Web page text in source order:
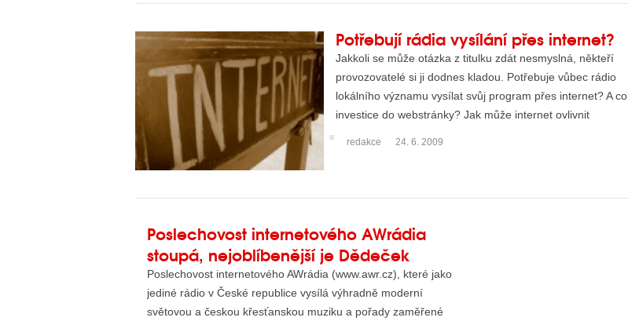
Potřebují rádia vysílání přes internet?
Jakkoli se může otázka z titulku zdát nesmyslná, někteří
provozovatelé si ji dodnes kladou. Potřebuje vůbec rádio
lokálního významu vysílat svůj program přes internet? A co
investice do webstránky? Jak může internet ovlivnit
redakce 24. 6. 2009
Poslechovost internetového AWrádia
stoupá, nejoblíbenější je Dědeček
Poslechovost internetového AWrádia (www.awr.cz), které jako
jediné rádio v České republice vysílá výhradně moderní
světovou a českou křesťanskou muziku a pořady zaměřené